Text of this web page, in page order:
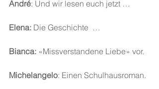
André: Und wir lesen euch jetzt …
Elena: Die Geschichte  …
Bianca: «Missverstandene Liebe» vor.
Michelangelo: Einen Schulhausroman.